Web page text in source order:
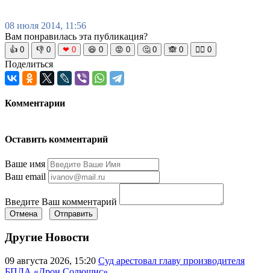
08 июля 2014, 11:56
Вам понравилась эта публикация?
👍 0 👎 0 ❤ 0 😆 0 😡 0 🤔 0 🙈 0 🧘‍♀️ 0
Поделиться
Комментарии
Оставить комментарий
Ваше имя
Ваш email
Введите Ваш комментарий
Отмена Отправить
Другие Новости
09 августа 2026, 15:20 Суд арестовал главу производителя